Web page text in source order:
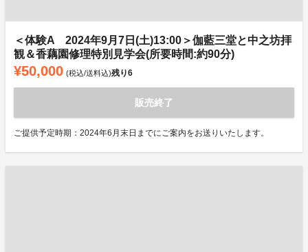
＜体験A 2024年9月7日(土)13:00＞伽藍三堂と中之坊拝
観＆香藕園修理特別見学会(所要時間:約90分)
¥50,000 (税込/送料込)残り6
販売終了
ご提供予定時期：2024年6月末日までにご案内をお送りいたします。